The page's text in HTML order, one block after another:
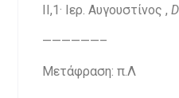
II,1· Ιερ. Αυγουστίνος ,
——————–
Μετάφραση: π.Λ